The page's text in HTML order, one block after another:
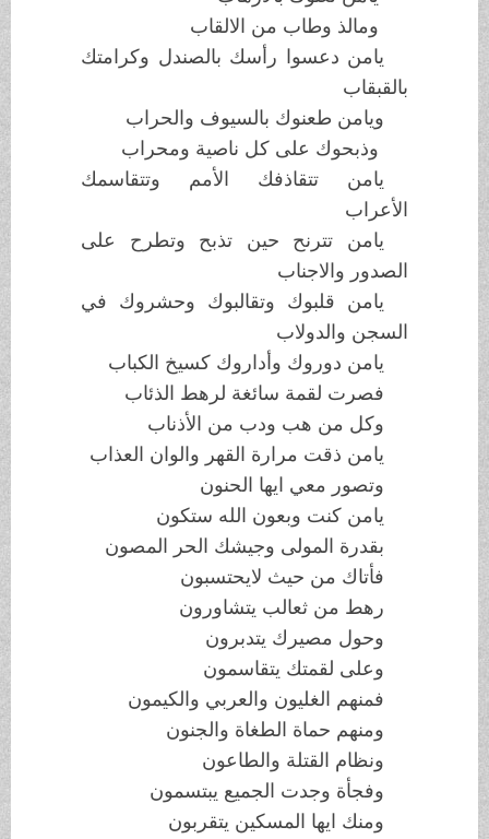
ومالذ وطاب من الالقاب
يامن دعسوا رأسك بالصندل وكرامتك
بالقبقاب
ويامن طعنوك بالسيوف والحراب
وذبحوك على كل ناصية ومحراب
يامن تتقاذفك الأمم وتتقاسمك
الأعراب
يامن تترنح حين تذبح وتطرح على
الصدور والاجناب
يامن قلبوك وتقالبوك وحشروك في
السجن والدولاب
يامن دوروك وأداروك كسيخ الكباب
فصرت لقمة سائغة لرهط الذئاب
وكل من هب ودب من الأذناب
يامن ذقت مرارة القهر والوان العذاب
وتصور معي ايها الحنون
يامن كنت وبعون الله ستكون
بقدرة المولى وجيشك الحر المصون
فأتاك من حيث لايحتسبون
رهط من ثعالب يتشاورون
وحول مصيرك يتدبرون
وعلى لقمتك يتقاسمون
فمنهم الغليون والعربي والكيمون
ومنهم حماة الطغاة والجنون
ونظام القتلة والطاعون
وفجأة وجدت الجميع يبتسمون
ومنك ايها المسكين يتقربون